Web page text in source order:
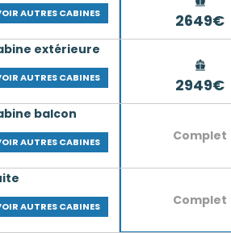
AUTRES CABINES
extérieure
AUTRES CABINES
balcon
AUTRES CABINES
AUTRES CABINES
2649€
2949€
Complet
Complet